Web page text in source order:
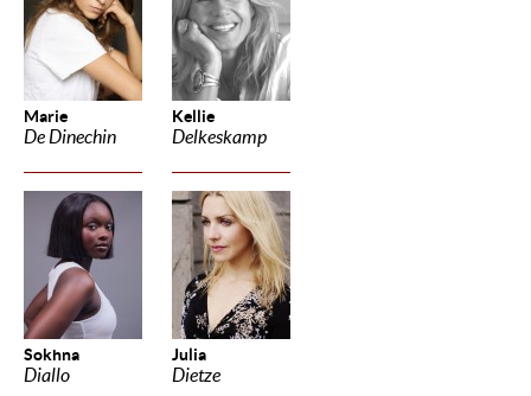
Marie
De Dinechin
Kellie
Delkeskamp
Sokhna
Diallo
Julia
Dietze